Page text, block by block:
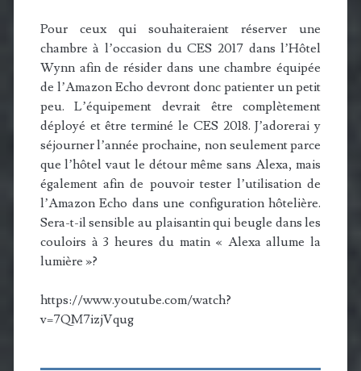
Pour ceux qui souhaiteraient réserver une
chambre à l’occasion du CES 2017 dans l’Hôtel
Wynn afin de résider dans une chambre équipée
de l’Amazon Echo devront donc patienter un petit
peu. L’équipement devrait être complètement
déployé et être terminé le CES 2018. J’adorerai y
séjourner l’année prochaine, non seulement parce
que l’hôtel vaut le détour même sans Alexa, mais
également afin de pouvoir tester l’utilisation de
l’Amazon Echo dans une configuration hôtelière.
Sera-t-il sensible au plaisantin qui beugle dans les
couloirs à 3 heures du matin « Alexa allume la
lumière »?
https://www.youtube.com/watch?
v=7QM7izjVqug